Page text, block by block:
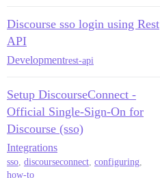
Discourse sso login using Rest
API
Developmentrest-api
Setup DiscourseConnect -
Official Single-Sign-On for
Discourse (sso)
Integrations
sso, discourseconnect, configuring,
how-to